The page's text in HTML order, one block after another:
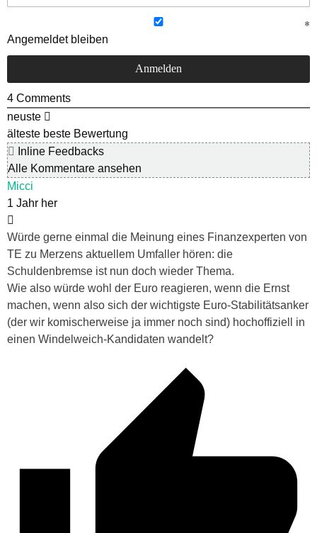
Angemeldet bleiben
4 Comments
neuste
älteste beste Bewertung
Inline Feedbacks
Alle Kommentare ansehen
Micci
1 Jahr her
Würde gerne einmal die Meinung eines Finanzexperten von
TE zu Merzens aktuellem Umfaller hören: die
Schuldenbremse ist nun doch wieder Thema.
Wie also würde wohl der Euro reagieren, wenn die Ernst
machen, wenn also sich der wichtigste Euro-Stabilitätsanker
(der wir komischerweise ja immer noch sind) hochoffiziell in
einen Windelweich-Kandidaten wandelt?